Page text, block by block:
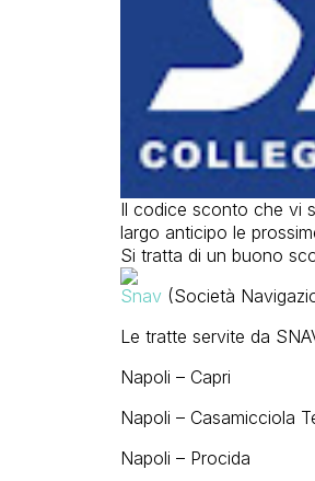
Il codice sconto che vi
largo anticipo le
Si tratta di un buono
Snav(Società
Le tratte servite da
Napoli – Capri
Napoli – Casamicciola
Napoli – Procida